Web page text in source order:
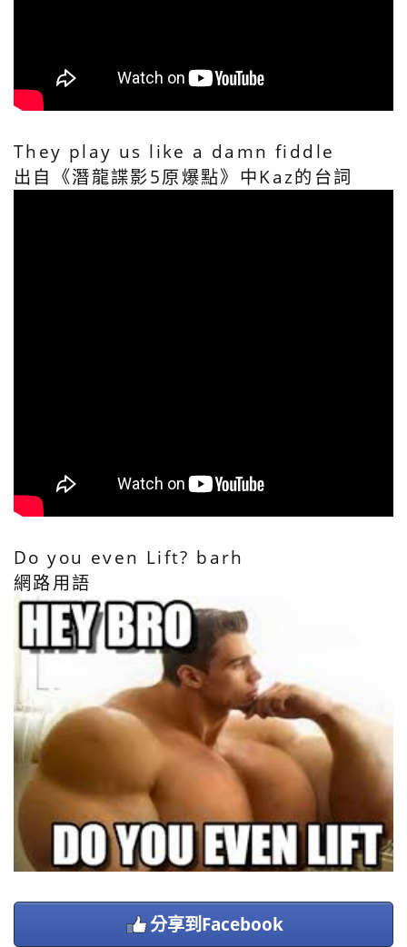
They play us like a damn fiddle
出自《潛龍諜影5原爆點》中Kaz的台詞
Do you even Lift? barh
網路用語
分享到Facebook